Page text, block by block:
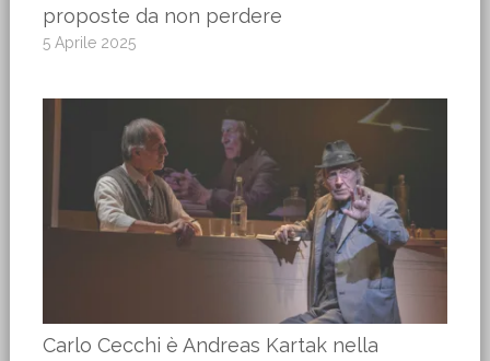
proposte da non perdere
5 Aprile 2025
Carlo Cecchi è Andreas Kartak nella